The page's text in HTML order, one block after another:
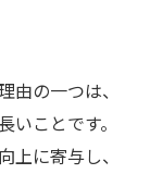
由の一つは、
ことです。
上に寄与し、